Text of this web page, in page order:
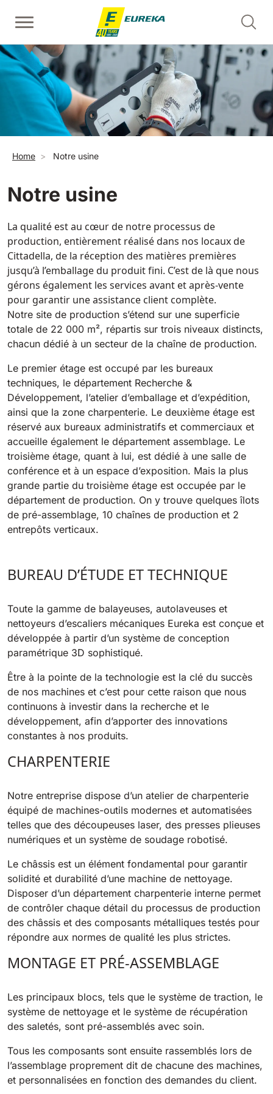
Aller au contenu principal
Autolaveuses à conducteur marchant
Voir tous
E36
360 mm 1260 m²/h
460 mm
E50
500 mm 2000 m²/h
E55
550 mm 2200 m²/h
E51
530 mm 2280 m²/h
E61
610 mm 2625 m²/h
E71
710 mm 3195 m²/h
E81
Autolaveuses autoportées
E65
650 mm 3900 m²/h
E75
760 mm 4560 m²/h
E85
810 mm 6075 m²/h
1000 mm 7500 m²/h
E110-R
1100 mm 8800 m²/h
Balayeuses homme à terre
Voir tous
Picobello
730 mm 2190 m²/h
780 mm
Balayeuses autoportées
Voir tous
Tigra
1055 mm 5800 m²/h
Rider 1201
Rider Lift
1200 mm 7865 m²/h
Xtrema
1400 mm 12600 m²/h
Magnum
1570 mm
Bull 200
Nettoyant pour ascenseur d'escalator
Voir tous
ERC45
Auto-laveuse pour escalators et tapis roulants
Fil d'Ariane
Home Notre usine
Notre usine
La qualité est au cœur de notre processus de
production, entièrement réalisé dans nos locaux de
Cittadella, de la réception des matières premières
jusqu’à l’emballage du produit fini. C’est de là que nous
gérons également les services avant et après-vente
pour garantir une assistance client complète.
Notre site de production s’étend sur une superficie
totale de 22 000 m², répartis sur trois niveaux distincts,
chacun dédié à un secteur de la chaîne de production.
Le premier étage est occupé par les bureaux
techniques, le département Recherche &
Développement, l’atelier d’emballage et d’expédition,
ainsi que la zone charpenterie. Le deuxième étage est
réservé aux bureaux administratifs et commerciaux et
accueille également le département assemblage. Le
troisième étage, quant à lui, est dédié à une salle de
conférence et à un espace d’exposition. Mais la plus
grande partie du troisième étage est occupée par le
département de production. On y trouve quelques îlots
de pré-assemblage, 10 chaînes de production et 2
entrepôts verticaux.
BUREAU D’ÉTUDE ET TECHNIQUE
Toute la gamme de balayeuses, autolaveuses et
nettoyeurs d’escaliers mécaniques Eureka est conçue et
développée à partir d’un système de conception
paramétrique 3D sophistiqué.
Être à la pointe de la technologie est la clé du succès
de nos machines et c’est pour cette raison que nous
continuons à investir dans la recherche et le
développement, afin d’apporter des innovations
constantes à nos produits.
CHARPENTERIE
Notre entreprise dispose d’un atelier de charpenterie
équipé de machines-outils modernes et automatisées
telles que des découpeuses laser, des presses plieuses
numériques et un système de soudage robotisé.
Le châssis est un élément fondamental pour garantir
solidité et durabilité d’une machine de nettoyage.
Disposer d’un département charpenterie interne permet
de contrôler chaque détail du processus de production
des châssis et des composants métalliques testés pour
répondre aux normes de qualité les plus strictes.
MONTAGE ET PRÉ-ASSEMBLAGE
Les principaux blocs, tels que le système de traction, le
système de nettoyage et le système de récupération
des saletés, sont pré-assemblés avec soin.
Tous les composants sont ensuite rassemblés lors de
l’assemblage proprement dit de chacune des machines,
et personnalisées en fonction des demandes du client.